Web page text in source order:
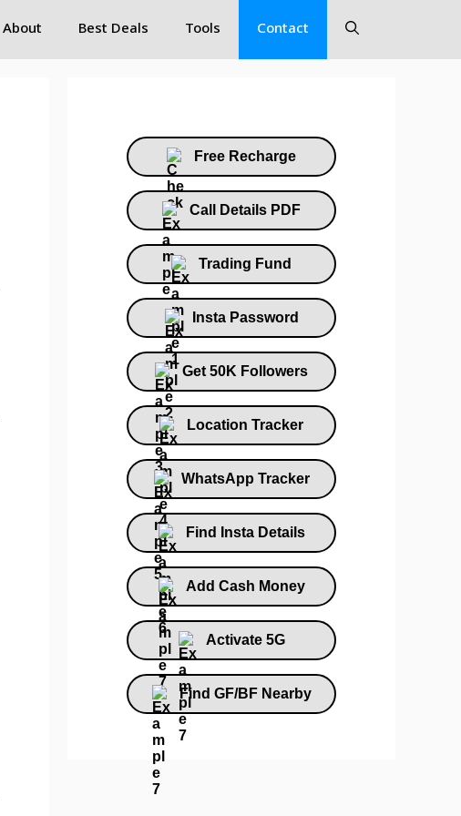
About Best Deals Tools Contact
Free Recharge
Call Details PDF
Trading Fund
Insta Password
Get 50K Followers
Location Tracker
WhatsApp Tracker
Find Insta Details
Add Cash Money
Activate 5G
Find GF/BF Nearby